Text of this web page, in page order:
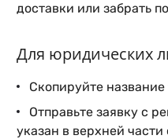
доставки или забрать
Для юридических
Скопируйте
Отправьте заявку с
указан в верхней части